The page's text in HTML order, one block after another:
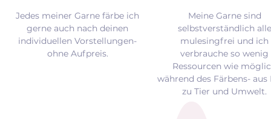
Jedes meiner Garne färbe ich
gerne auch nach deinen
individuellen Vorstellungen-
ohne Aufpreis.
Meine Garne sind
selbstverständlich alle
mulesingfrei und ich
verbrauche so wenig
Ressourcen wie
während des Färbens- aus
zu Tier und Umwelt.